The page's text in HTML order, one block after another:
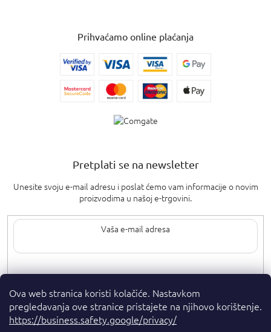
Ova web stranica koristi kolačiće. Nastavkom
pregledavanja ove stranice pristajete na njihovo korištenje.
https://business.safety.google/privacy/
Prihvaćamo online plaćanja
Pretplati se na newsletter
Unesite svoju e-mail adresu i poslat ćemo vam informacije o novim
proizvodima u našoj e-trgovini.
Upisom svoje e-pošte pristajete nauvjete privatnosti.